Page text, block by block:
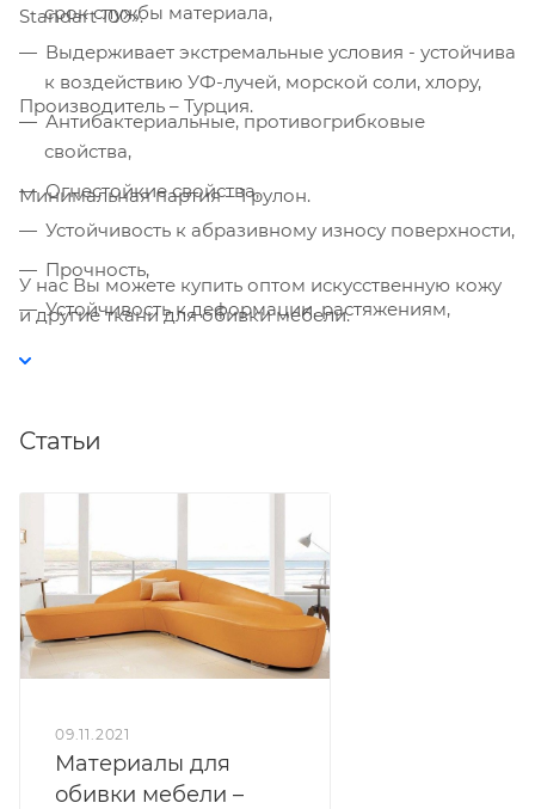
срок службы материала,
Выдерживает экстремальные условия - устойчива
к воздействию УФ-лучей, морской соли, хлору,
Антибактериальные, противогрибковые
свойства,
Огнестойкие свойства,
Устойчивость к абразивному износу поверхности,
Прочность,
Устойчивость к деформации, растяжениям,
цветов и оттенков.
Standart 100».
Производитель – Турция.
Минимальная партия – 1 рулон.
У нас Вы можете купить оптом искусственную кожу
и другие ткани для обивки мебели.
Статьи
09.11.2021
Материалы для
обивки мебели –
Компания «Торговый Дом Технический
Текстиль» использует cookie-файлы и
использованием Яндекс Метрики. Это
улучшает работу сайта и
взаимодействие с ним. Подробнее - в
Политике. Подтвердите ваше согласие,